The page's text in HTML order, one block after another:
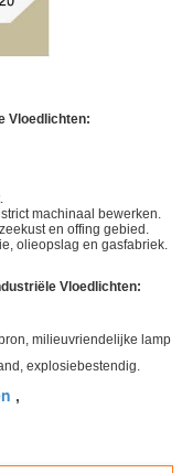
Vloedlichten:
machinaal bewerken.
en offing gebied.
olieopslag en gasfabriek.
Vloedlichten:
milieuvriendelijke lamp
explosiebestendig.
,